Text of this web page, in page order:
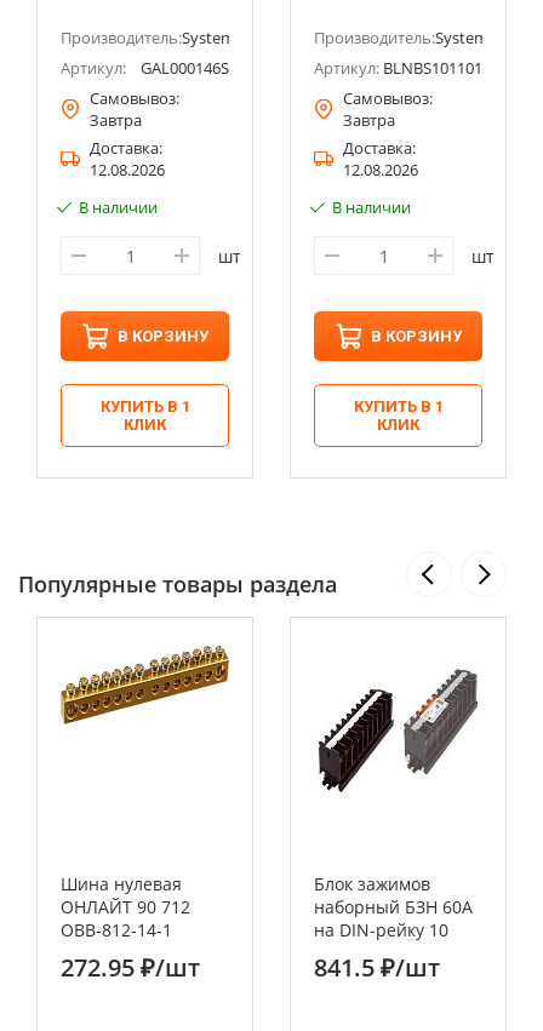
(ранее Schneider Electric)
Производитель:Systeme Electric (ранее Schneider Electric)
Артикул:
GAL000146S
Самовывоз:
Завтра
Доставка:
12.08.2026
В наличии
шт
В КОРЗИНУ
КУПИТЬ В 1
КЛИК
Electric (Schneider
Electric)
Производитель:Systeme
Артикул: BLNBS101101
Самовывоз:
Завтра
Доставка:
12.08.2026
В наличии
шт
В КОРЗИНУ
КУПИТЬ В 1
КЛИК
Популярные товары раздела
Шина нулевая
ОНЛАЙТ 90 712
OBB-812-14-1
272.95 ₽/шт
Блок зажимов
наборный БЗН 60А
на DIN-рейку 10
пар TDM
841.5 ₽/шт